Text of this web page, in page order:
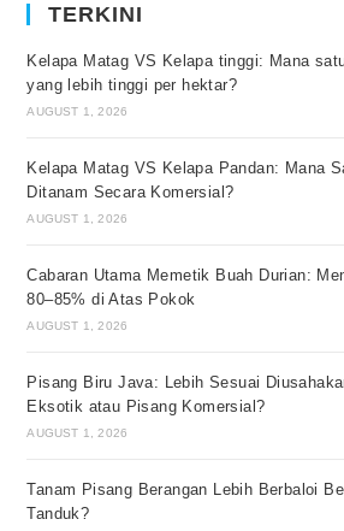
TERKINI
Kelapa Matag VS Kelapa tinggi: Mana
yang lebih tinggi per hektar?
AUGUST 1, 2026
Kelapa Matag VS Kelapa Pandan: Mana
Ditanam Secara Komersial?
AUGUST 1, 2026
Cabaran Utama Memetik Buah Durian:
80–85% di Atas Pokok
AUGUST 1, 2026
Pisang Biru Java: Lebih Sesuai
Eksotik atau Pisang Komersial?
AUGUST 1, 2026
Tanam Pisang Berangan Lebih Berbaloi
Tanduk?